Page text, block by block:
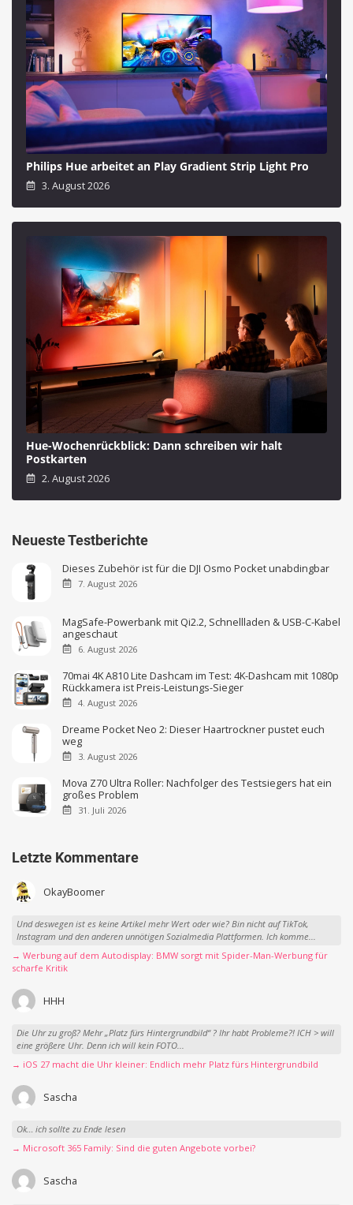
Philips Hue arbeitet an Play Gradient Strip Light Pro
3. August 2026
Hue-Wochenrückblick: Dann schreiben wir halt
Postkarten
2. August 2026
Neueste Testberichte
Dieses Zubehör ist für die DJI Osmo Pocket unabdingbar
7. August 2026
MagSafe-Powerbank mit Qi2.2, Schnellladen & USB-C-Kabel
angeschaut
6. August 2026
70mai 4K A810 Lite Dashcam im Test: 4K-Dashcam mit 1080p
Rückkamera ist Preis-Leistungs-Sieger
4. August 2026
Dreame Pocket Neo 2: Dieser Haartrockner pustet euch
weg
3. August 2026
Mova Z70 Ultra Roller: Nachfolger des Testsiegers hat ein
großes Problem
31. Juli 2026
Letzte Kommentare
OkayBoomer
Und deswegen ist es keine Artikel mehr Wert oder wie? Bin nicht auf TikTok,
Instagram und den anderen unnötigen Sozialmedia Plattformen. Ich komme...
→ Werbung auf dem Autodisplay: BMW sorgt mit Spider-Man-Werbung für
scharfe Kritik
HHH
Die Uhr zu groß? Mehr „Platz fürs Hintergrundbild“ ? Ihr habt Probleme?! ICH > will
eine größere Uhr. Denn ich will kein FOTO...
→ iOS 27 macht die Uhr kleiner: Endlich mehr Platz fürs Hintergrundbild
Sascha
Ok… ich sollte zu Ende lesen
→ Microsoft 365 Family: Sind die guten Angebote vorbei?
Sascha